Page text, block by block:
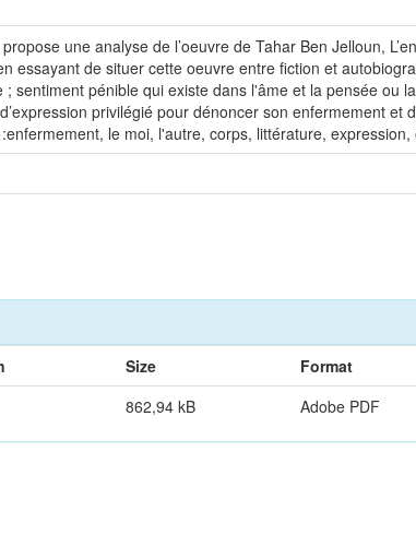
une analyse de l’oeuvre de Tahar Ben Jelloun,
essayant de situer cette oeuvre entre fiction et
sentiment pénible qui existe dans l'âme et la pensée ou
privilégié pour dénoncer son enfermement et
le moi, l'autre, corps, littérature,
Size
Format
862,94 kB Adobe PDF